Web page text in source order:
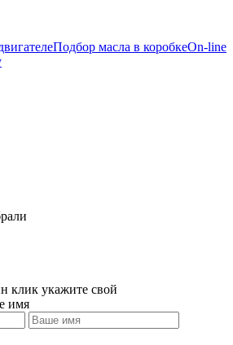
Подбор масла в коробкеOn-line
клик укажите свой
имя